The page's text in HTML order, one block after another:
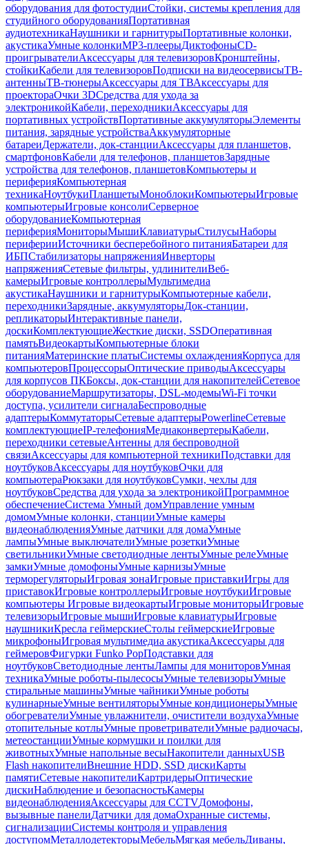
оборудования для фотостудииСтойки, системы крепления для
студийного оборудованияПортативная
аудиотехникаНаушники и гарнитурыПортативные колонки,
акустикаУмные колонкиMP3-плеерыДиктофоныCD-
проигрывателиАксессуары для телевизоровКронштейны,
стойкиКабели для телевизоровПодписки на видеосервисыТВ-
антенныТВ-тюнерыАксессуары для ТВАксессуары для
проектораОчки 3DСредства для ухода за
электроникойКабели, переходникиАксессуары для
портативных устройствПортативные аккумуляторыЭлементы
питания, зарядные устройстваАккумуляторные
батареиДержатели, док-станцииАксессуары для планшетов,
смартфоновКабели для телефонов, планшетовЗарядные
устройства для телефонов, планшетовКомпьютеры и
периферияКомпьютерная
техникаНоутбукиПланшетыМоноблокиКомпьютерыИгровые
компьютерыИгровые консолиСерверное
оборудованиеКомпьютерная
периферияМониторыМышиКлавиатурыСтилусыНаборы
периферииИсточники бесперебойного питанияБатареи для
ИБПСтабилизаторы напряженияИнверторы
напряженияСетевые фильтры, удлинителиВеб-
камерыИгровые контроллерыМультимедиа
акустикаНаушники и гарнитурыКомпьютерные кабели,
переходникиЗарядные, аккумуляторыДок-станции,
репликаторыИнтерактивные панели,
доскиКомплектующиеЖесткие диски, SSDОперативная
памятьВидеокартыКомпьютерные блоки
питанияМатеринские платыСистемы охлажденияКорпуса для
компьютеровПроцессорыОптические приводыАксессуары
для корпусов ПКБоксы, док-станции для накопителейСетевое
оборудованиеМаршрутизаторы, DSL-модемыWi-Fi точки
доступа, усилители сигналаБеспроводные
адаптерыКоммутаторыСетевые адаптерыPowerlineСетевые
комплектующиеIP-телефонияМедиаконвертерыКабели,
переходники сетевыеАнтенны для беспроводной
связиАксессуары для компьютерной техникиПодставки для
ноутбуковАксессуары для ноутбуковОчки для
компьютераРюкзаки для ноутбуковСумки, чехлы для
ноутбуковСредства для ухода за электроникойПрограммное
обеспечениеСистема Умный домУправление умным
домомУмные колонки, станцииУмные камеры
видеонаблюденияУмные датчики для домаУмные
лампыУмные выключателиУмные розеткиУмные
светильникиУмные светодиодные лентыУмные релеУмные
замкиУмные домофоныУмные карнизыУмные
терморегуляторыИгровая зонаИгровые приставкиИгры для
приставокИгровые контроллерыИгровые ноутбукиИгровые
компьютеры Игровые видеокартыИгровые мониторыИгровые
телевизорыИгровые мышиИгровые клавиатурыИгровые
наушникиКресла геймерскиеСтолы геймерскиеИгровые
микрофоныИгровая мультимедиа акустикаАксессуары для
геймеровФигурки Funko PopПодставки для
ноутбуковСветодиодные лентыЛампы для мониторовУмная
техникаУмные роботы-пылесосыУмные телевизорыУмные
стиральные машиныУмные чайникиУмные роботы
кулинарныеУмные вентиляторыУмные кондиционерыУмные
обогревателиУмные увлажнители, очистители воздухаУмные
отопительные котлыУмные проветривателиУмные радиочасы,
метеостанцииУмные кормушки и поилки для
животныхУмные напольные весыНакопители данныхUSB
Flash накопителиВнешние HDD, SSD дискиКарты
памятиСетевые накопителиКартридерыОптические
дискиНаблюдение и безопасностьКамеры
видеонаблюденияАксессуары для CCTVДомофоны,
вызывные панелиДатчики для домаОхранные системы,
сигнализацииСистемы контроля и управления
доступомМеталлодетекторыМебельМягкая мебельДиваны,